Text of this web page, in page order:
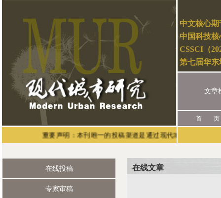
中文核心期
中国科技核
CSSCI（
第七届华
文章
首 页
重要声明：本刊唯一的投稿渠道是通过现代城市研究官网
在线文章
在线投稿
专家审稿